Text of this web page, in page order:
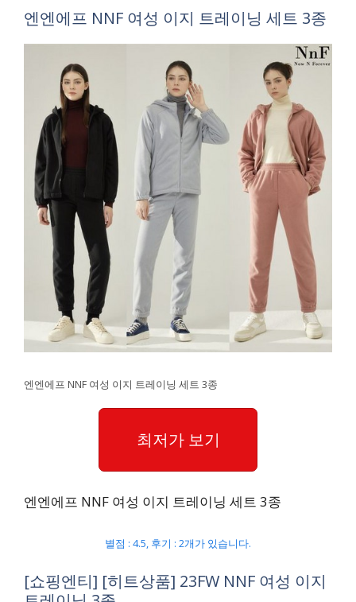
엔엔에프 NNF 여성 이지 트레이닝 세트 3종
엔엔에프 NNF 여성 이지 트레이닝 세트 3종
최저가 보기
엔엔에프 NNF 여성 이지 트레이닝 세트 3종
별점 : 4.5, 후기 : 2개가 있습니다.
[쇼핑엔티] [히트상품] 23FW NNF 여성 이지